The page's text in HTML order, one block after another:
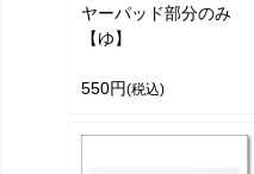
ヤーパッド部分のみ
【ゆ】
550円(税込)